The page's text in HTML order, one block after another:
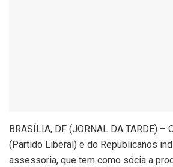
BRASÍLIA, DF (JORNAL DA TARDE)
(Partido Liberal) e do Republicanos
assessoria, que tem como sócia a